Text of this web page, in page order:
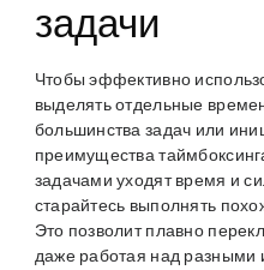
задачи
Чтобы эффективно
выделять отдельные
большинства задач или
преимущества
задачами уходят время и
старайтесь выполнять
Это позволит плавно
даже работая над разными